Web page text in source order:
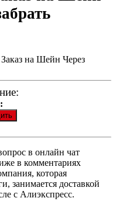
на Шейн Через
в онлайн чат
в комментариях
которая
занимается доставкой
с Алиэкспресс.